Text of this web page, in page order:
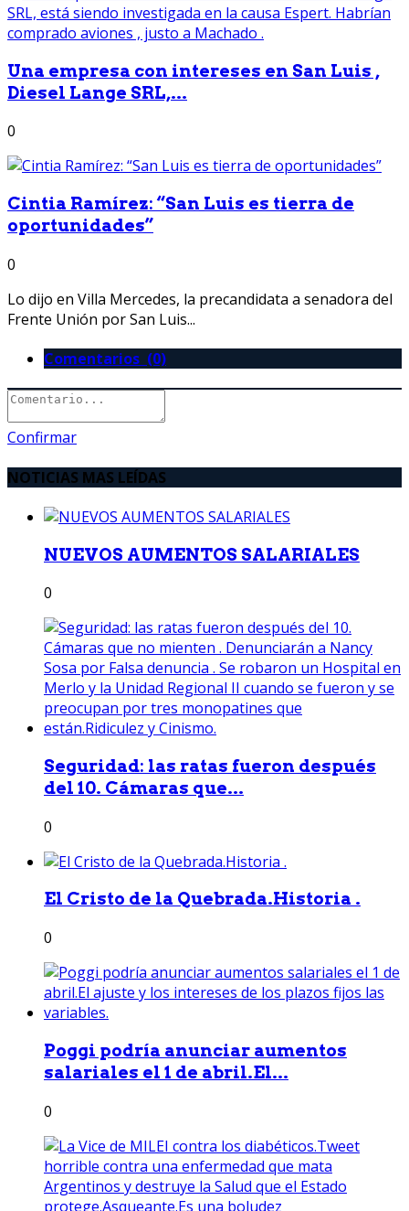
Una empresa con intereses en San Luis ,
Diesel Lange SRL,...
0
Cintia Ramírez: “San Luis es tierra de
oportunidades”
0
Lo dijo en Villa Mercedes, la precandidata a senadora del
Frente Unión por San Luis...
Comentarios (0)
Confirmar
NOTICIAS MAS LEÍDAS
NUEVOS AUMENTOS SALARIALES
0
Seguridad: las ratas fueron después
del 10. Cámaras que...
0
El Cristo de la Quebrada.Historia .
0
Poggi podría anunciar aumentos
salariales el 1 de abril.El...
0